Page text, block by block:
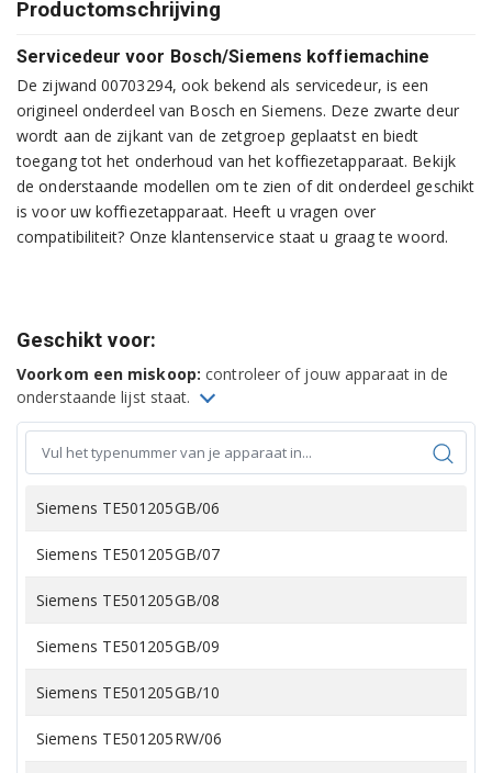
Productomschrijving
Servicedeur voor Bosch/Siemens koffiemachine
De zijwand 00703294, ook bekend als servicedeur, is een
origineel onderdeel van Bosch en Siemens. Deze zwarte deur
wordt aan de zijkant van de zetgroep geplaatst en biedt
toegang tot het onderhoud van het koffiezetapparaat. Bekijk
de onderstaande modellen om te zien of dit onderdeel geschikt
is voor uw koffiezetapparaat. Heeft u vragen over
compatibiliteit? Onze klantenservice staat u graag te woord.
Geschikt voor:
Voorkom een miskoop: controleer of jouw apparaat in de
onderstaande lijst staat.
Siemens TE501205GB/06
Siemens TE501205GB/07
Siemens TE501205GB/08
Siemens TE501205GB/09
Siemens TE501205GB/10
Siemens TE501205RW/06